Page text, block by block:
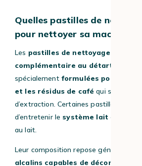
Quelles pastilles de
pour nettoyer sa machine ?
Les pastilles de nettoyage
complémentaire au détartrage
spécialement formulées pour
et les résidus de caféqui
d’extraction. Certaines pastilles
d’entretenir le système lait en
au lait.
Leur composition repose
alcalins capables de décomposer